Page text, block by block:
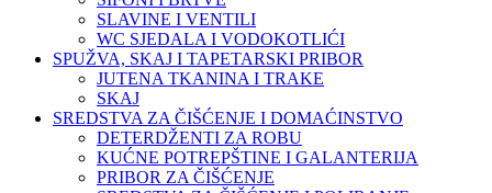
SLAVINE I VENTILI
WC SJEDALA I VODOKOTLIĆI
SPUŽVA, SKAJ I TAPETARSKI PRIBOR
JUTENA TKANINA I TRAKE
SKAJ
SREDSTVA ZA ČIŠĆENJE I DOMAĆINSTVO
DETERDŽENTI ZA ROBU
KUĆNE POTREPŠTINE I GALANTERIJA
PRIBOR ZA ČIŠĆENJE